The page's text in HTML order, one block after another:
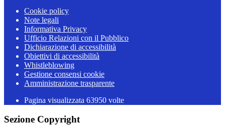
Cookie policy
Note legali
Informativa Privacy
Ufficio Relazioni con il Pubblico
Dichiarazione di accessibilità
Obiettivi di accessibilità
Whistleblowing
Gestione consensi cookie
Amministrazione trasparente
Pagina visualizzata 63950 volte
Sezione Copyright